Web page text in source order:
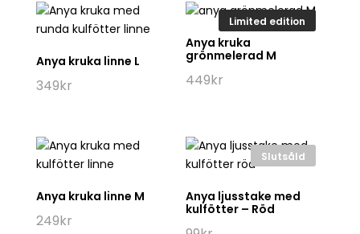
Anya kruka linne L
349kr
Limited edition
Anya kruka
grönmelerad M
449kr
Anya kruka linne M
249kr
Slutsåld
Anya ljusstake med
kulfötter – Röd